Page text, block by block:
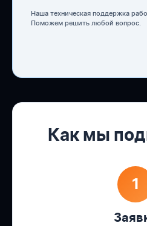
Наша техническая поддержка
Поможем решить любой вопрос.
Как мы
1